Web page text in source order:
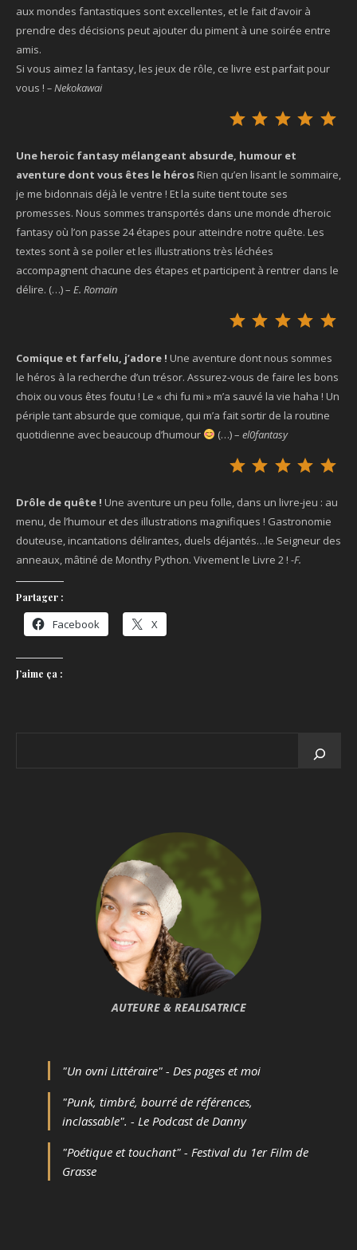
aux mondes fantastiques sont excellentes, et le fait d’avoir à
prendre des décisions peut ajouter du piment à une soirée entre
amis.
Si vous aimez la fantasy, les jeux de rôle, ce livre est parfait pour
vous ! – Nekokawai
Une heroic fantasy mélangeant absurde, humour et
aventure dont vous êtes le héros Rien qu’en lisant le sommaire,
je me bidonnais déjà le ventre ! Et la suite tient toute ses
promesses. Nous sommes transportés dans une monde d’heroic
fantasy où l’on passe 24 étapes pour atteindre notre quête. Les
textes sont à se poiler et les illustrations très léchées
accompagnent chacune des étapes et participent à rentrer dans le
délire. (…) – E. Romain
Comique et farfelu, j’adore ! Une aventure dont nous sommes
le héros à la recherche d’un trésor. Assurez-vous de faire les bons
choix ou vous êtes foutu ! Le « chi fu mi » m’a sauvé la vie haha ! Un
périple tant absurde que comique, qui m’a fait sortir de la routine
quotidienne avec beaucoup d’humour
(…) – el0fantasy
Drôle de quête ! Une aventure un peu folle, dans un livre-jeu : au
menu, de l’humour et des illustrations magnifiques ! Gastronomie
douteuse, incantations délirantes, duels déjantés…le Seigneur des
anneaux, mâtiné de Monthy Python. Vivement le Livre 2 ! -F.
Partager :
Facebook X
J’aime ça :
AUTEURE & REALISATRICE
"Un ovni Littéraire" - Des pages et moi
"Punk, timbré, bourré de références,
inclassable". - Le Podcast de Danny
"Poétique et touchant" - Festival du 1er Film de
Grasse